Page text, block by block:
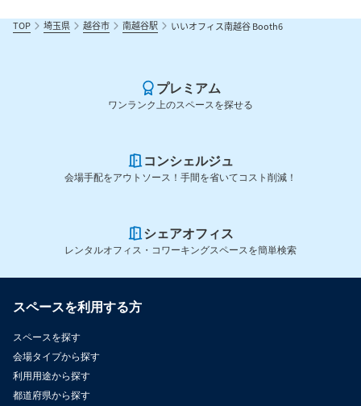
TOP 埼玉県 越谷市 南越谷駅 いいオフィス南越谷 Booth6
プレミアム
ワンランク上のスペースを探せる
コンシェルジュ
会場手配をアウトソース！手間を省いてコスト削減！
シェアオフィス
レンタルオフィス・コワーキングスペースを簡単検索
スペースを利用する方
スペースを探す
会場タイプから探す
利用用途から探す
都道府県から探す